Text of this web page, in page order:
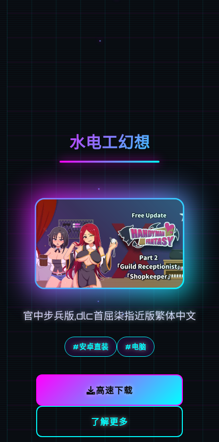
水电工幻想
官中步兵版,dlc首屈柒指近版繁体中文
#安卓直装 #电脑
高速下载
了解更多